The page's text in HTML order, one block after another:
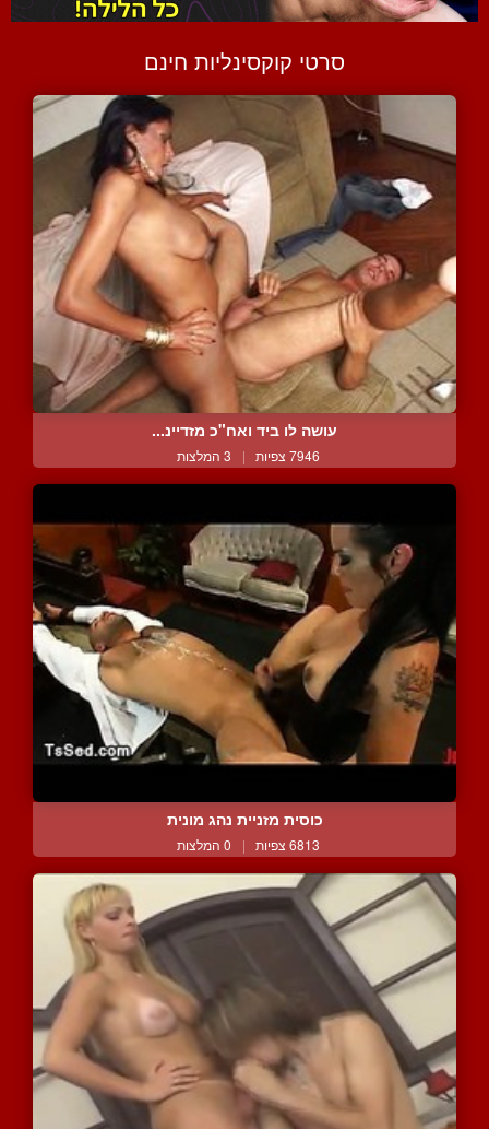
סרטי קוקסינליות חינם
עושה לו ביד ואח"כ מזדיינ...
7946 צפיות | 3 המלצות
כוסית מזניית נהג מונית
6813 צפיות | 0 המלצות